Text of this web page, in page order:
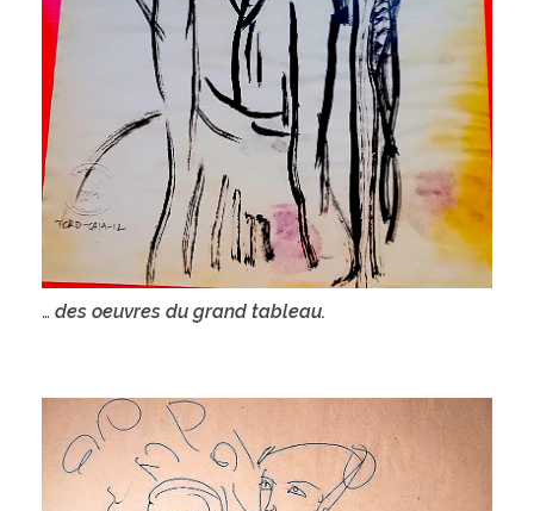
… des oeuvres du grand tableau.